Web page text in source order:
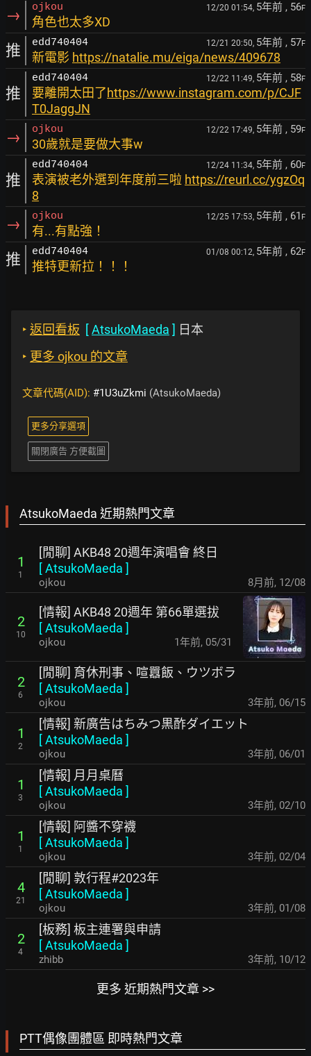
→ ojkou 12/20 01:54, 5年前 , 56F
角色也太多XD
推 edd740404 12/21 20:50, 5年前 , 57F
新電影 https://natalie.mu/eiga/news/409678
推
edd740404 12/22 11:49, 5年前 , 58F
要離開太田了https://www.instagram.com/p/CJF
T0JaggJN
→ ojkou 12/22 17:49, 5年前 , 59F
30歲就是要做大事w
推
edd740404 12/24 11:34, 5年前 , 60F
表演被老外選到年度前三啦 https://reurl.cc/ygzOq
8
→ ojkou 12/25 17:53, 5年前 , 61 F
有...有點強！
推 edd740404 01/08 00:12, 5年前 , 62F
推特更新拉！！！
‣ 返回看板 [AtsukoMaeda ] 日本
‣ 更多 ojkou 的文章
文章代碼(AID): #1U3uZkmi (AtsukoMaeda)
更多分享選項
關閉廣告 方便截圖
AtsukoMaeda 近期熱門文章
1
1
[閒聊] AKB48 20週年演唱會 終日
[AtsukoMaeda ]
ojkou 8月前, 12/08
2
10
[情報] AKB48 20週年 第66單選拔
[AtsukoMaeda ]
ojkou 1年前, 05/31
2
6
[閒聊] 育休刑事、喧囂飯、ウツボラ
[AtsukoMaeda ]
ojkou 3年前, 06/15
1
2
[情報] 新廣告はちみつ黒酢ダイエット
[AtsukoMaeda ]
ojkou 3年前, 06/01
1
3
[情報] 月月桌曆
[AtsukoMaeda ]
ojkou 3年前, 02/10
1
1
[情報] 阿醬不穿襪
[AtsukoMaeda ]
ojkou 3年前, 02/04
4
21
[閒聊] 敦行程#2023年
[AtsukoMaeda ]
ojkou 3年前, 01/08
2
4
[板務] 板主連署與申請
[AtsukoMaeda ]
zhibb 3年前, 10/12
更多 近期熱門文章 >>
PTT偶像團體區 即時熱門文章